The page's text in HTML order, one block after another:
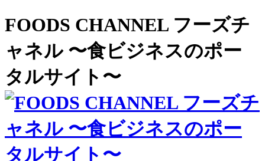
FOODS CHANNEL フーズチ
ャネル 〜食ビジネスのポー
タルサイト〜